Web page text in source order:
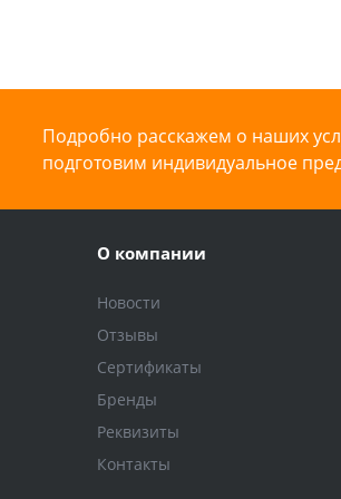
Подробно расскажем о наших
подготовим индивидуальное
О компании
Новости
Отзывы
Сертификаты
Бренды
Реквизиты
Контакты